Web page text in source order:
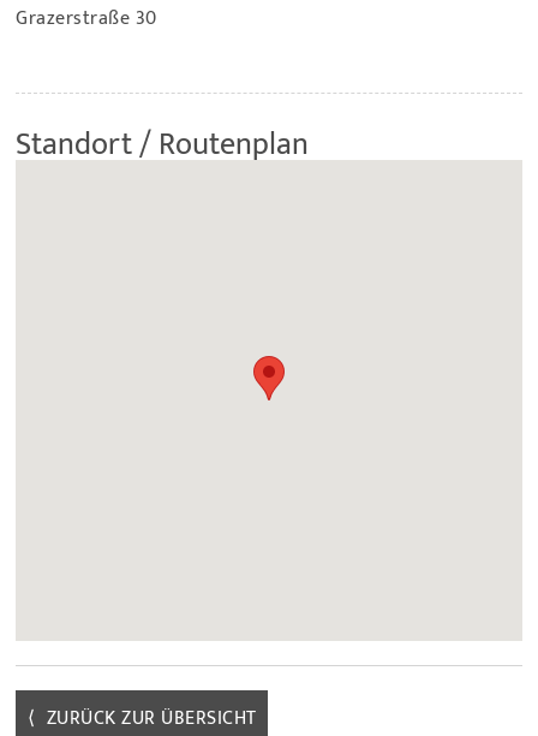
Grazerstraße 30
Standort / Routenplan
⟨ ZURÜCK ZUR ÜBERSICHT